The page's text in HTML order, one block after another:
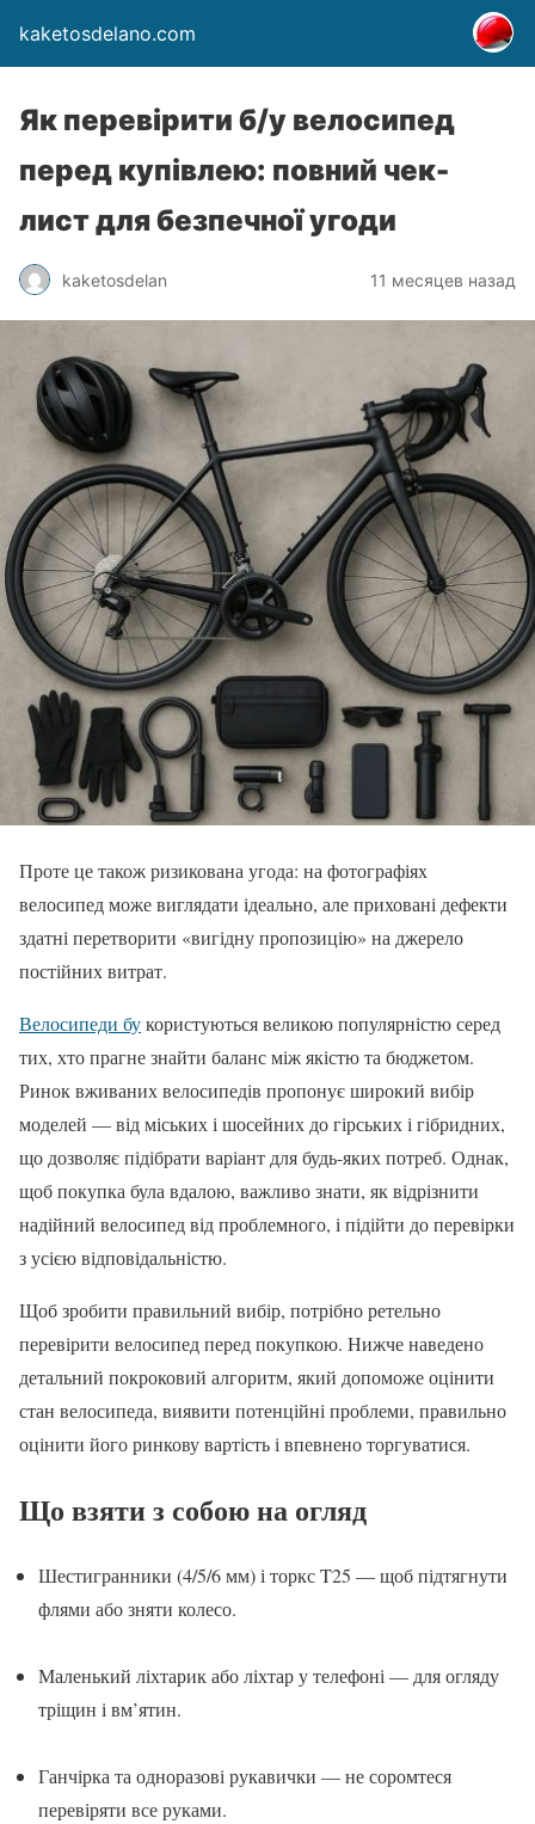
kaketosdelano.com
Як перевірити б/у велосипед
перед купівлею: повний чек-
лист для безпечної угоди
kaketosdelan 11 месяцев назад
Проте це також ризикована угода: на фотографіях
велосипед може виглядати ідеально, але приховані дефекти
здатні перетворити «вигідну пропозицію» на джерело
постійних витрат.
Велосипеди букористуються великою популярністю серед
тих, хто прагне знайти баланс між якістю та бюджетом.
Ринок вживаних велосипедів пропонує широкий вибір
моделей — від міських і шосейних до гірських і гібридних,
що дозволяє підібрати варіант для будь-яких потреб. Однак,
щоб покупка була вдалою, важливо знати, як відрізнити
надійний велосипед від проблемного, і підійти до перевірки
з усією відповідальністю.
Щоб зробити правильний вибір, потрібно ретельно
перевірити велосипед перед покупкою. Нижче наведено
детальний покроковий алгоритм, який допоможе оцінити
стан велосипеда, виявити потенційні проблеми, правильно
оцінити його ринкову вартість і впевнено торгуватися.
Що взяти з собою на огляд
Шестигранники (4/5/6 мм) і торкс T25 — щоб підтягнути
флями або зняти колесо.
Маленький ліхтарик або ліхтар у телефоні — для огляду
тріщин і вм’ятин.
Ганчірка та одноразові рукавички — не соромтеся
перевіряти все руками.